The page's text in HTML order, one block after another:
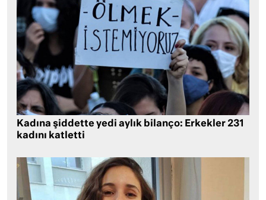
Kadına şiddette yedi aylık bilanço: Erkekler 231
kadını katletti